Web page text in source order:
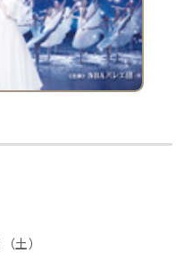
土）